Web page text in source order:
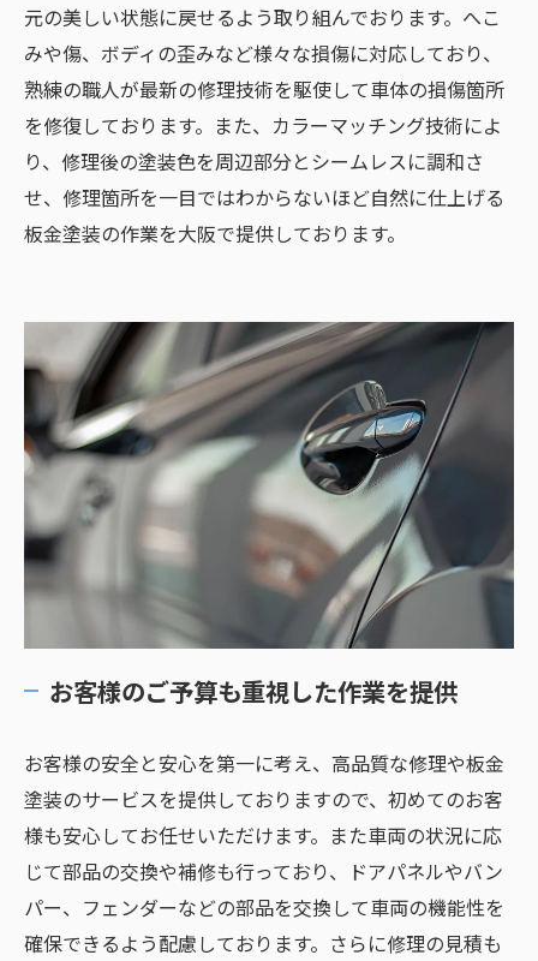
元の美しい状態に戻せるよう取り組んでおります。へこ
みや傷、ボディの歪みなど様々な損傷に対応しており、
熟練の職人が最新の修理技術を駆使して車体の損傷箇所
を修復しております。また、カラーマッチング技術によ
り、修理後の塗装色を周辺部分とシームレスに調和さ
せ、修理箇所を一目ではわからないほど自然に仕上げる
板金塗装の作業を大阪で提供しております。
お客様のご予算も重視した作業を提供
お客様の安全と安心を第一に考え、高品質な修理や板金
塗装のサービスを提供しておりますので、初めてのお客
様も安心してお任せいただけます。また車両の状況に応
じて部品の交換や補修も行っており、ドアパネルやバン
パー、フェンダーなどの部品を交換して車両の機能性を
確保できるよう配慮しております。さらに修理の見積も